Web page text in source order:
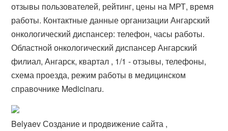
отзывы пользователей, рейтинг, цены на МРТ, время
работы. Контактные данные организации Ангарский
онкологический диспансер: телефон, часы работы.
Областной онкологический диспансер Ангарский
филиал, Ангарск, квартал , 1/1 - отзывы, телефоны,
схема проезда, режим работы в медицинском
справочнике Medicinaru.
Belyaev Создание и продвижение сайта ,